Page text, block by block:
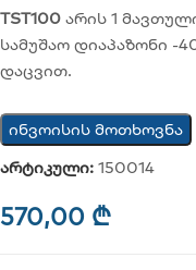
TST100 არის 1
სამუშაო დიაპაზონი -
დაცვით.
ინვოისის მოთხოვნა
არტიკული: 150014
570,00 ₾